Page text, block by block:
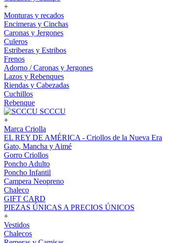
+
Monturas y recados
Encimeras y Cinchas
Caronas y Jergones
Culeros
Estriberas y Estribos
Frenos
Adorno / Caronas y Jergones
Lazos y Rebenques
Riendas y Cabezadas
Cuchillos
Rebenque
SCCCU
+
Marca Criolla
EL REY DE AMÉRICA - Criollos de la Nueva Era
Gato, Mancha y Aimé
Gorro Criollos
Poncho Adulto
Poncho Infantil
Campera Neopreno
Chaleco
GIFT CARD
PIEZAS ÚNICAS A PRECIOS ÚNICOS
+
Vestidos
Chalecos